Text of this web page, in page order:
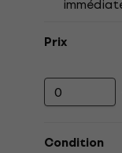
Prix
Condition